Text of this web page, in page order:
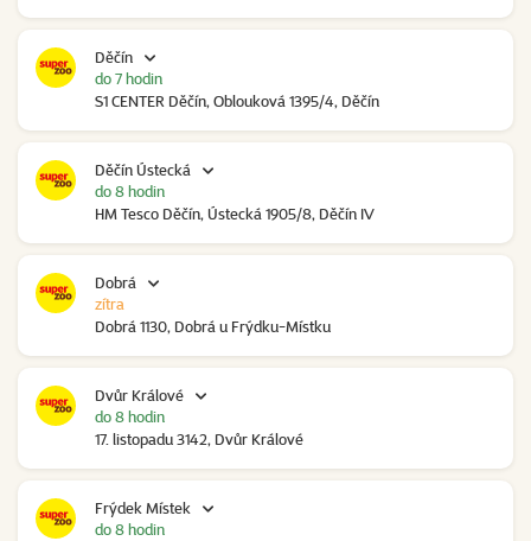
Děčín
S1 CENTER Děčín, Oblouková 1395/4, Děčín
do 7 hodin
Děčín Ústecká
HM Tesco Děčín, Ústecká 1905/8, Děčín IV
do 8 hodin
Dobrá
Dobrá 1130, Dobrá u Frýdku-Místku
zítra
Dvůr Králové
17. listopadu 3142, Dvůr Králové
do 8 hodin
Frýdek Místek
do 8 hodin